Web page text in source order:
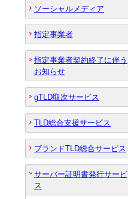
ソーシャルメディア
指定事業者
指定事業者契約終了に伴う
お知らせ
gTLD取次サービス
TLD総合支援サービス
ブランドTLD総合サービス
サーバー証明書発行サービ
ス